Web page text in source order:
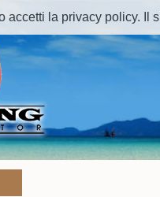
accetti la privacy policy. Il